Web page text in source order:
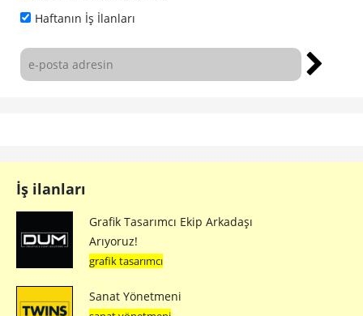
Haftanın İş İlanları
İş ilanları
Grafik Tasarımcı Ekip Arkadaşı
Arıyoruz!
grafik tasarımcı
Sanat Yönetmeni